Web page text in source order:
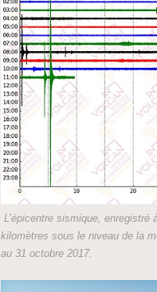
L’épicentre sismique,
kilomètres sous le niveau de la
au 31 octobre 2017.